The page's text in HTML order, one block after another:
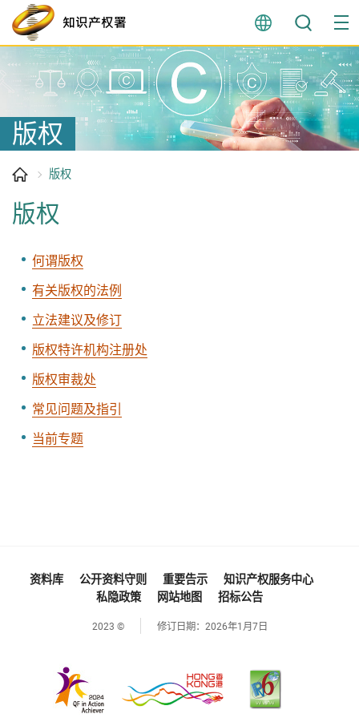
至
内
容
版权
版权
版权
何谓版权
有关版权的法例
立法建议及修订
版权特许机构注册处
版权审裁处
常见问题及指引
当前专题
资料库 公开资料守则 重要告示
知识产权服务中心
私隐政策
网站地图 招标公告
2023 © 修订日期： 2026年1月7日